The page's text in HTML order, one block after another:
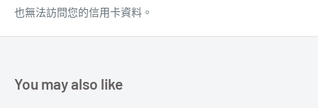
也無法訪問您的信用卡資料。
You may also like